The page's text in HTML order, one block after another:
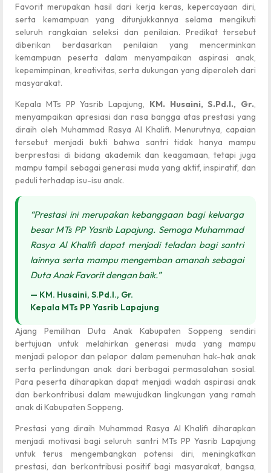
Favorit merupakan hasil dari kerja keras, kepercayaan diri,
serta kemampuan yang ditunjukkannya selama mengikuti
seluruh rangkaian seleksi dan penilaian. Predikat tersebut
diberikan berdasarkan penilaian yang mencerminkan
kemampuan peserta dalam menyampaikan aspirasi anak,
kepemimpinan, kreativitas, serta dukungan yang diperoleh dari
masyarakat.
Kepala MTs PP Yasrib Lapajung, KM. Husaini, S.Pd.I., Gr.,
menyampaikan apresiasi dan rasa bangga atas prestasi yang
diraih oleh Muhammad Rasya Al Khalifi. Menurutnya, capaian
tersebut menjadi bukti bahwa santri tidak hanya mampu
berprestasi di bidang akademik dan keagamaan, tetapi juga
mampu tampil sebagai generasi muda yang aktif, inspiratif, dan
peduli terhadap isu-isu anak.
“Prestasi ini merupakan kebanggaan bagi keluarga
besar MTs PP Yasrib Lapajung. Semoga Muhammad
Rasya Al Khalifi dapat menjadi teladan bagi santri
lainnya serta mampu mengemban amanah sebagai
Duta Anak Favorit dengan baik.”
— KM. Husaini, S.Pd.I., Gr.
Kepala MTs PP Yasrib Lapajung
Ajang Pemilihan Duta Anak Kabupaten Soppeng sendiri
bertujuan untuk melahirkan generasi muda yang mampu
menjadi pelopor dan pelapor dalam pemenuhan hak-hak anak
serta perlindungan anak dari berbagai permasalahan sosial.
Para peserta diharapkan dapat menjadi wadah aspirasi anak
dan berkontribusi dalam mewujudkan lingkungan yang ramah
anak di Kabupaten Soppeng.
Prestasi yang diraih Muhammad Rasya Al Khalifi diharapkan
menjadi motivasi bagi seluruh santri MTs PP Yasrib Lapajung
untuk terus mengembangkan potensi diri, meningkatkan
prestasi, dan berkontribusi positif bagi masyarakat, bangsa,